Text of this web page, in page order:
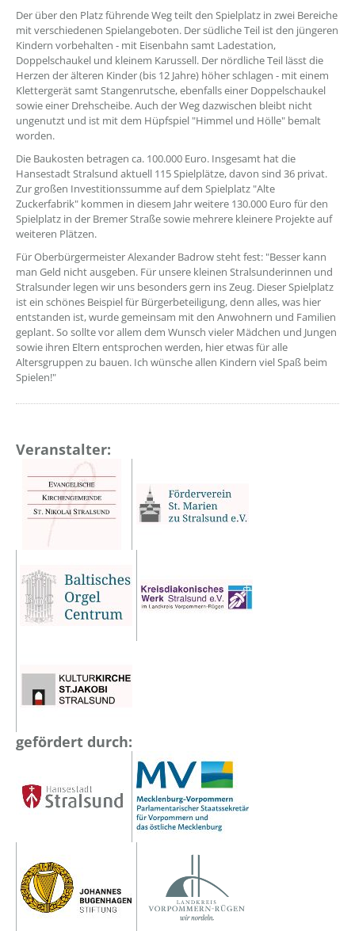
Der über den Platz führende Weg teilt den Spielplatz in zwei Bereiche
mit verschiedenen Spielangeboten. Der südliche Teil ist den jüngeren
Kindern vorbehalten - mit Eisenbahn samt Ladestation,
Doppelschaukel und kleinem Karussell. Der nördliche Teil lässt die
Herzen der älteren Kinder (bis 12 Jahre) höher schlagen - mit einem
Klettergerät samt Stangenrutsche, ebenfalls einer Doppelschaukel
sowie einer Drehscheibe. Auch der Weg dazwischen bleibt nicht
ungenutzt und ist mit dem Hüpfspiel "Himmel und Hölle" bemalt
worden.
Die Baukosten betragen ca. 100.000 Euro. Insgesamt hat die
Hansestadt Stralsund aktuell 115 Spielplätze, davon sind 36 privat.
Zur großen Investitionssumme auf dem Spielplatz "Alte
Zuckerfabrik" kommen in diesem Jahr weitere 130.000 Euro für den
Spielplatz in der Bremer Straße sowie mehrere kleinere Projekte auf
weiteren Plätzen.
Für Oberbürgermeister Alexander Badrow steht fest: "Besser kann
man Geld nicht ausgeben. Für unsere kleinen Stralsunderinnen und
Stralsunder legen wir uns besonders gern ins Zeug. Dieser Spielplatz
ist ein schönes Beispiel für Bürgerbeteiligung, denn alles, was hier
entstanden ist, wurde gemeinsam mit den Anwohnern und Familien
geplant. So sollte vor allem dem Wunsch vieler Mädchen und Jungen
sowie ihren Eltern entsprochen werden, hier etwas für alle
Altersgruppen zu bauen. Ich wünsche allen Kindern viel Spaß beim
Spielen!"
Veranstalter:
gefördert durch: